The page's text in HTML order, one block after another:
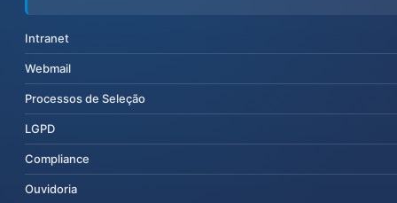
Intranet
Webmail
Processos de Seleção
LGPD
Compliance
Ouvidoria